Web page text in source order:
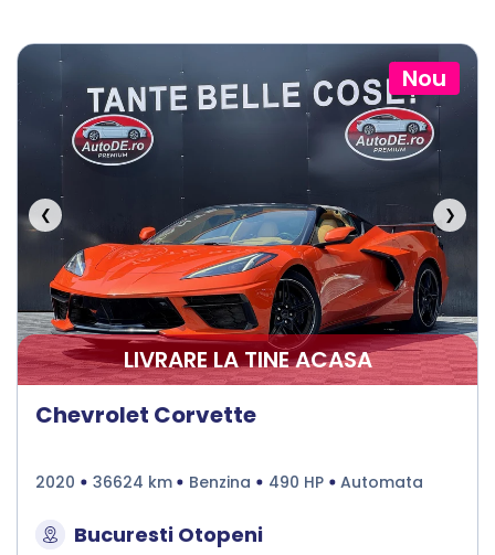
Nou
❮ ❯
LIVRARE LA TINE ACASA
Chevrolet Corvette
2020 36624 km Benzina 490 HP Automata
Bucuresti Otopeni